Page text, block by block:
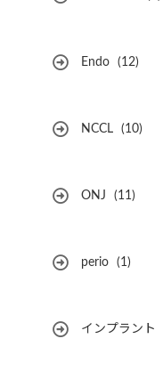
Endo (12)
NCCL (10)
ONJ (11)
perio (1)
インプラント